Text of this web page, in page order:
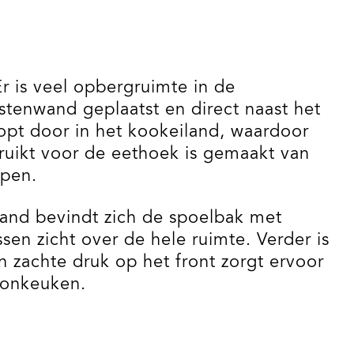
is veel opbergruimte in de
geplaatst en direct naast het
door in het kookeiland, waardoor
voor de eethoek is gemaakt van
bevindt zich de spoelbak met
zicht over de hele ruimte. Verder is
zachte druk op het front zorgt ervoor